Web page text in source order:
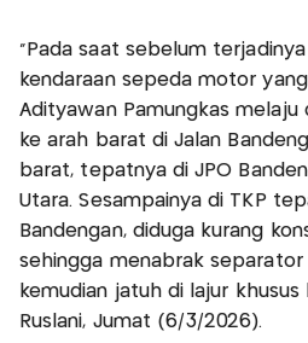
"Pada saat sebelum
kendaraan sepeda motor
Adityawan Pamungkas melaju
ke arah barat di Jalan
barat, tepatnya di JPO
Utara. Sesampainya di TKP
Bandengan, diduga kurang
sehingga menabrak separator
kemudian jatuh di lajur
Ruslani, Jumat (6/3/2026).